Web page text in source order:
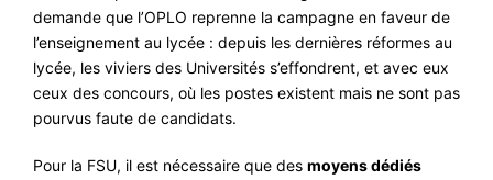
demande que l’OPLO reprenne la campagne en faveur de
l’enseignement au lycée : depuis les dernières réformes au
lycée, les viviers des Universités s’effondrent, et avec eux
ceux des concours, où les postes existent mais ne sont pas
pourvus faute de candidats.
Pour la FSU, il est nécessaire que des moyens dédiés